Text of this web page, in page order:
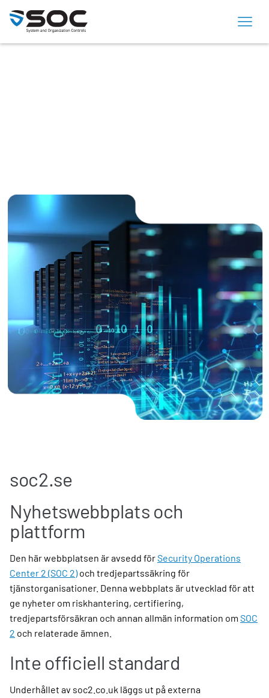
soc2.se
Nyhetswebbplats och
plattform
Den här webbplatsen är avsedd förSecurity Operations
Center 2 (SOC 2)och tredjepartssäkring för
tjänstorganisationer. Denna webbplats är utvecklad för att
ge nyheter om riskhantering, certifiering,
tredjepartsförsäkran och annan allmän information om SOC
2 och relaterade ämnen.
Inte officiell standard
Underhållet av soc2.co.uk läggs ut på externa